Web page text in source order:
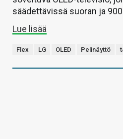
säädettävissä suoran ja
Lue lisää
Flex LG OLED Pelinäyttö